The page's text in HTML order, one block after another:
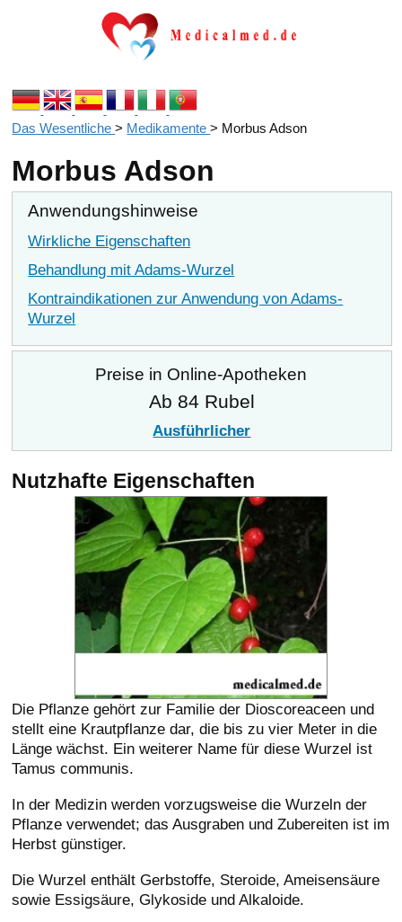
Das Wesentliche> Medikamente> Morbus Adson
Morbus Adson
Anwendungshinweise
Wirkliche Eigenschaften
Behandlung mit Adams-Wurzel
Kontraindikationen zur Anwendung von Adams-
Wurzel
Preise in Online-Apotheken
Ab 84 Rubel
Ausführlicher
Nutzhafte Eigenschaften
Die Pflanze gehört zur Familie der Dioscoreaceen und
stellt eine Krautpflanze dar, die bis zu vier Meter in die
Länge wächst. Ein weiterer Name für diese Wurzel ist
Tamus communis.
In der Medizin werden vorzugsweise die Wurzeln der
Pflanze verwendet; das Ausgraben und Zubereiten ist im
Herbst günstiger.
Die Wurzel enthält Gerbstoffe, Steroide, Ameisensäure
sowie Essigsäure, Glykoside und Alkaloide.